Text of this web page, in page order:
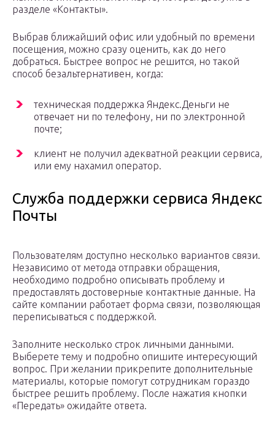
разделе «Контакты».
Выбрав ближайший офис или удобный по времени
посещения, можно сразу оценить, как до него
добраться. Быстрее вопрос не решится, но такой
способ безальтернативен, когда:
техническая поддержка Яндекс.Деньги не
отвечает ни по телефону, ни по электронной
почте;
клиент не получил адекватной реакции сервиса,
или ему нахамил оператор.
Служба поддержки сервиса Яндекс
Почты
Пользователям доступно несколько вариантов связи.
Независимо от метода отправки обращения,
необходимо подробно описывать проблему и
предоставлять достоверные контактные данные. На
сайте компании работает форма связи, позволяющая
переписываться с поддержкой.
Заполните несколько строк личными данными.
Выберете тему и подробно опишите интересующий
вопрос. При желании прикрепите дополнительные
материалы, которые помогут сотрудникам гораздо
быстрее решить проблему. После нажатия кнопки
«Передать» ожидайте ответа.